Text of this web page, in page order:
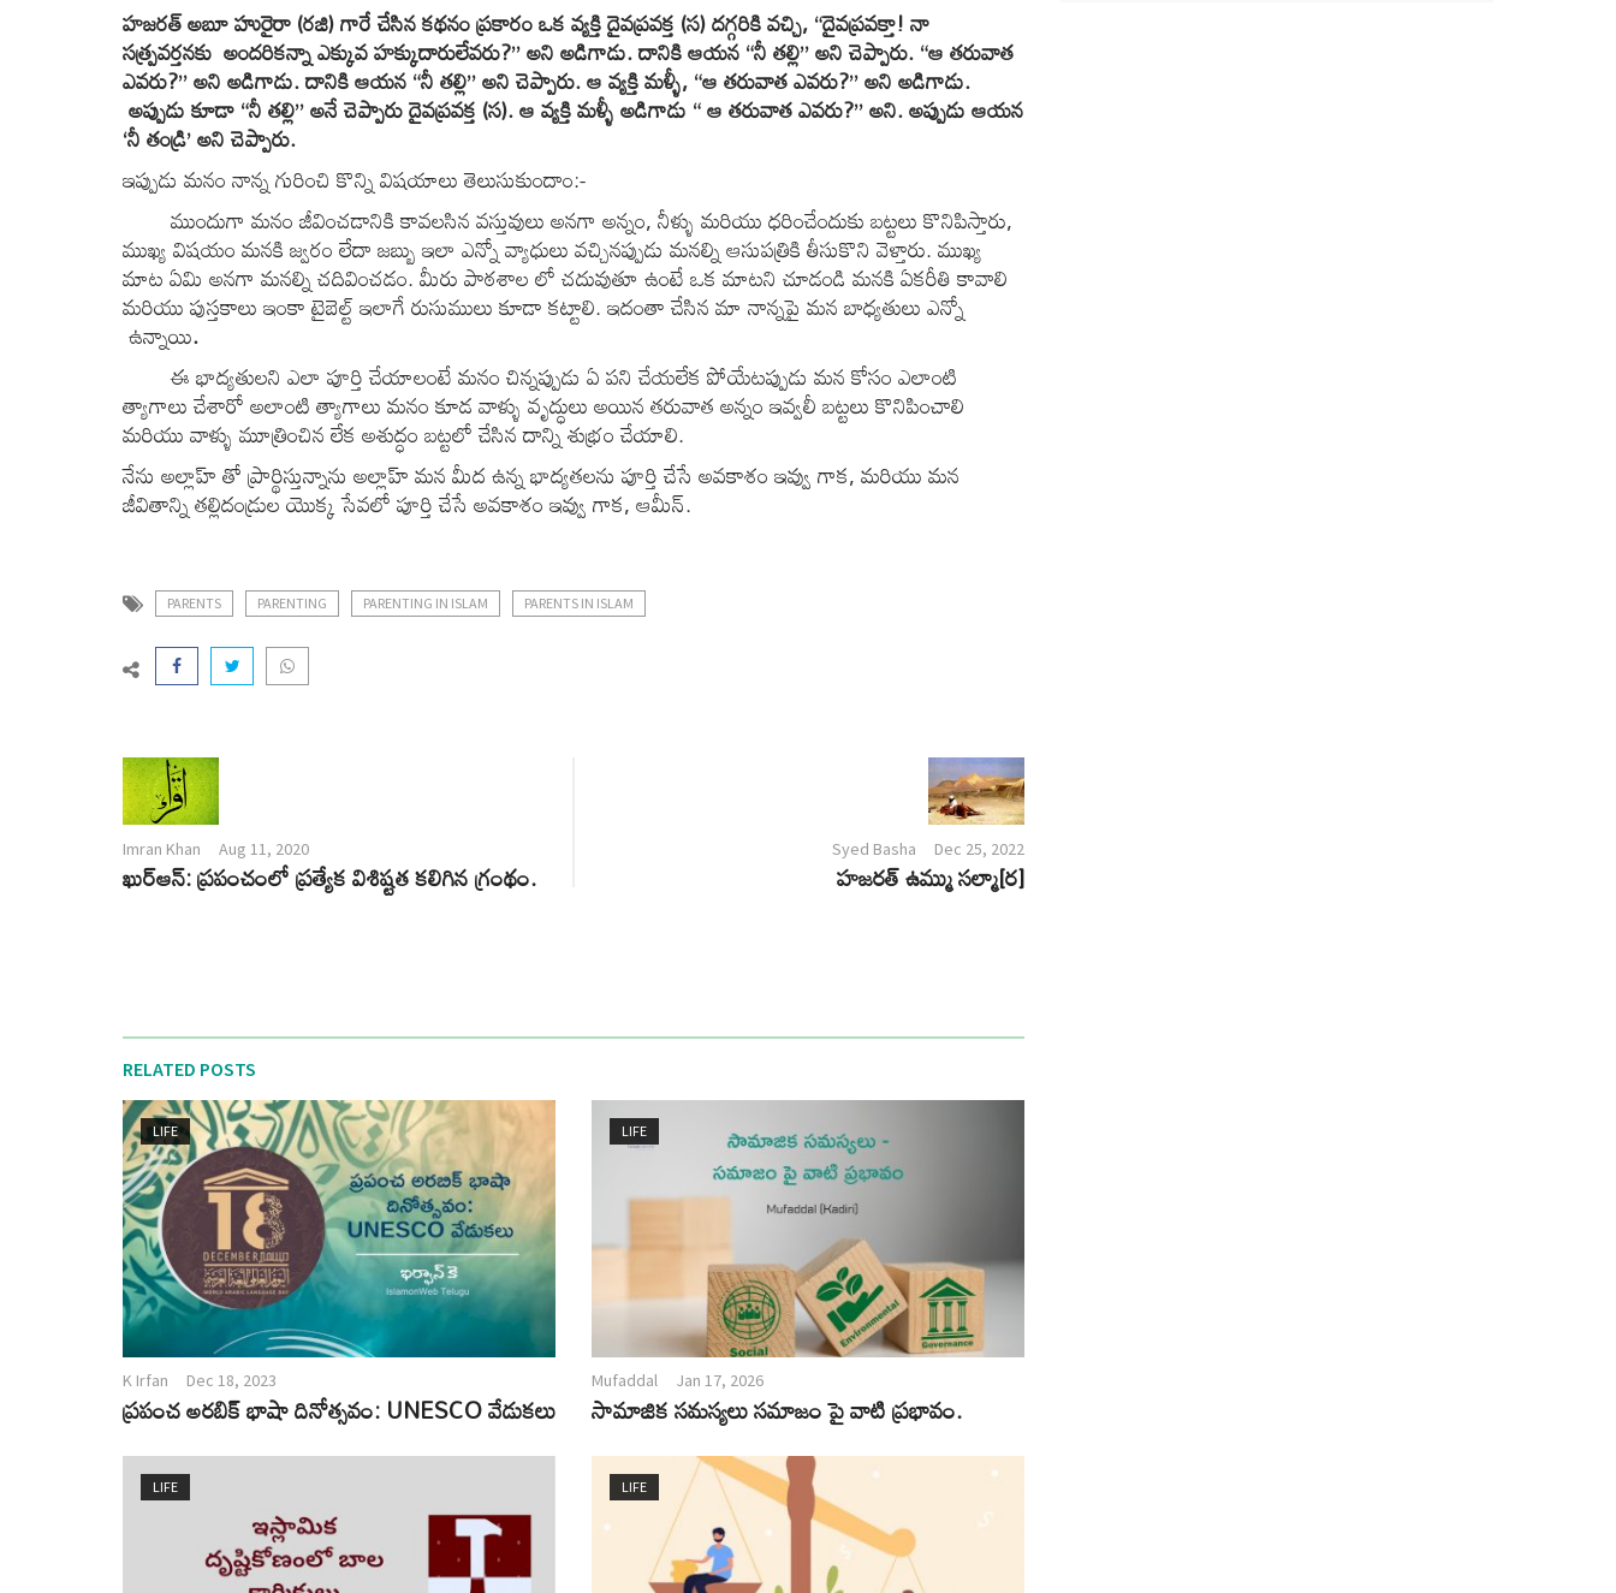
హజరత్ అబూ హురైరా (రజి) గారే చేసిన కథనం ప్రకారం ఒక వ్యక్తి దైవప్రవక్త (స) దగ్గరికి వచ్చి, “దైవప్రవక్తా! నా
సత్ప్రవర్తనకు అందరికన్నా ఎక్కువ హక్కుదారులేవరు?” అని అడిగాడు. దానికి ఆయన “నీ తల్లి” అని చెప్పారు. “ఆ తరువాత
ఎవరు?” అని అడిగాడు. దానికి ఆయన “నీ తల్లి” అని చెప్పారు. ఆ వ్యక్తి మళ్ళీ, “ఆ తరువాత ఎవరు?” అని అడిగాడు.
అప్పుడు కూడా “నీ తల్లి” అనే చెప్పారు దైవప్రవక్త (స). ఆ వ్యక్తి మళ్ళీ అడిగాడు “ ఆ తరువాత ఎవరు?” అని. అప్పుడు ఆయన
‘నీ తండ్రి’ అని చెప్పారు.
ఇప్పుడు మనం నాన్న గురించి కొన్ని విషయాలు తెలుసుకుందాం:-
ముందుగా మనం జీవించడానికి కావలసిన వస్తువులు అనగా అన్నం, నీళ్ళు మరియు ధరించేందుకు బట్టలు కొనిపిస్తారు,
ముఖ్య విషయం మనకి జ్వరం లేదా జబ్బు ఇలా ఎన్నో వ్యాధులు వచ్చినప్పుడు మనల్ని ఆసుపత్రికి తీసుకొని వెళ్తారు. ముఖ్య
మాట ఏమి అనగా మనల్ని చదివించడం. మీరు పాఠశాల లో చదువుతూ ఉంటే ఒక మాటని చూడండి మనకి ఏకరీతి కావాలి
మరియు పుస్తకాలు ఇంకా టైబెల్ట్ ఇలాగే రుసుములు కూడా కట్టాలి. ఇదంతా చేసిన మా నాన్నపై మన బాధ్యతులు ఎన్నో
ఉన్నాయి.
ఈ భాద్యతులని ఎలా పూర్తి చేయాలంటే మనం చిన్నప్పుడు ఏ పని చేయలేక పోయేటప్పుడు మన కోసం ఎలాంటి
త్యాగాలు చేశారో అలాంటి త్యాగాలు మనం కూడ వాళ్ళు వృద్ధులు అయిన తరువాత అన్నం ఇవ్వలీ బట్టలు కొనిపించాలి
మరియు వాళ్ళు మూత్రించిన లేక అశుద్ధం బట్టలో చేసిన దాన్ని శుభ్రం చేయాలి.
నేను అల్లాహ్ తో ప్రార్థిస్తున్నాను అల్లాహ్ మన మీద ఉన్న భాద్యతలను పూర్తి చేసే అవకాశం ఇవ్వు గాక, మరియు మన
జీవితాన్ని తల్లిదండ్రుల యొక్క సేవలో పూర్తి చేసే అవకాశం ఇవ్వు గాక, ఆమీన్.
PARENTS PARENTING PARENTING IN ISLAM PARENTS IN ISLAM
Imran Khan Aug 11, 2020
ఖుర్ఆన్: ప్రపంచంలో ప్రత్యేక విశిష్టత కలిగిన గ్రంథం.
Syed Basha Dec 25, 2022
హజరత్ ఉమ్ము సల్మా[ర]
RELATED POSTS
LIFE
K Irfan Dec 18, 2023
ప్రపంచ అరబిక్ భాషా దినోత్సవం: UNESCO వేడుకలు
LIFE
Mufaddal Jan 17, 2026
సామాజిక సమస్యలు సమాజం పై వాటి ప్రభావం.
LIFE LIFE